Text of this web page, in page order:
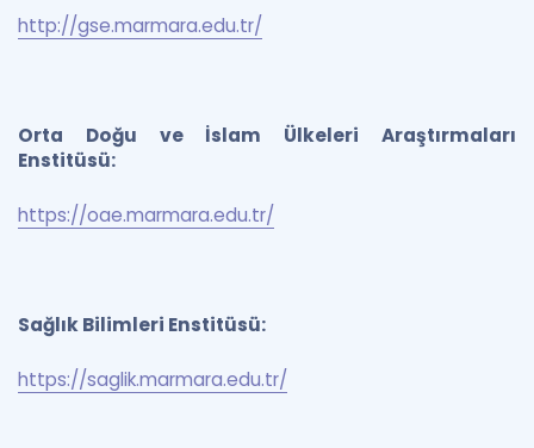
http://gse.marmara.edu.tr/
Orta Doğu ve İslam Ülkeleri Araştırmaları
Enstitüsü:
https://oae.marmara.edu.tr/
Sağlık Bilimleri Enstitüsü:
https://saglik.marmara.edu.tr/